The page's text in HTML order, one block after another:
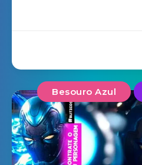
Besouro Azul